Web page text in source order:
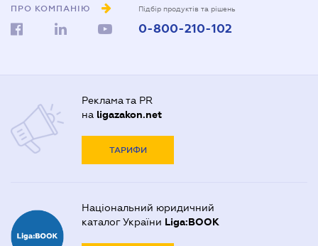
ПРО КОМПАНІЮ Підбір продуктів та рішень
0-800-210-102
Реклама та PR
на ligazakon.net
ТАРИФИ
Національний юридичний
каталог України Liga:BOOK